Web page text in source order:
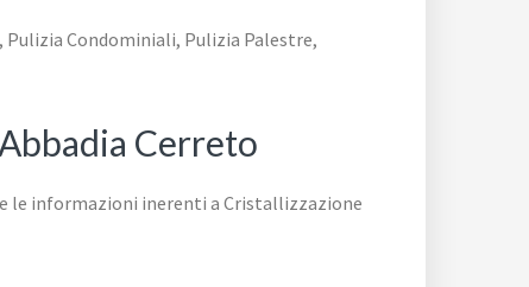
Pulizia Condominiali, Pulizia Palestre,
Cerreto